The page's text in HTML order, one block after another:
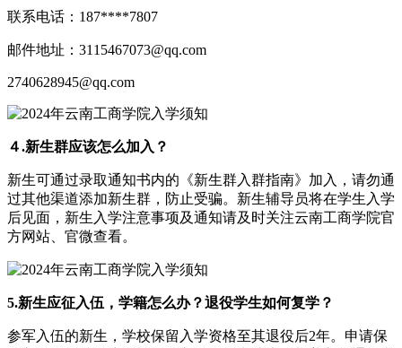
联系电话：187****7807
邮件地址：3115467073@qq.com
2740628945@qq.com
４.新生群应该怎么加入？
新生可通过录取通知书内的《新生群入群指南》加入，请勿通
过其他渠道添加新生群，防止受骗。新生辅导员将在学生入学
后见面，新生入学注意事项及通知请及时关注云南工商学院官
方网站、官微查看。
5.新生应征入伍，学籍怎么办？退役学生如何复学？
参军入伍的新生，学校保留入学资格至其退役后2年。申请保